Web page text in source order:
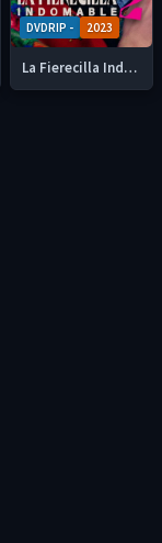
DVDRIP - 2023
La Fierecilla Indomable 2 2023